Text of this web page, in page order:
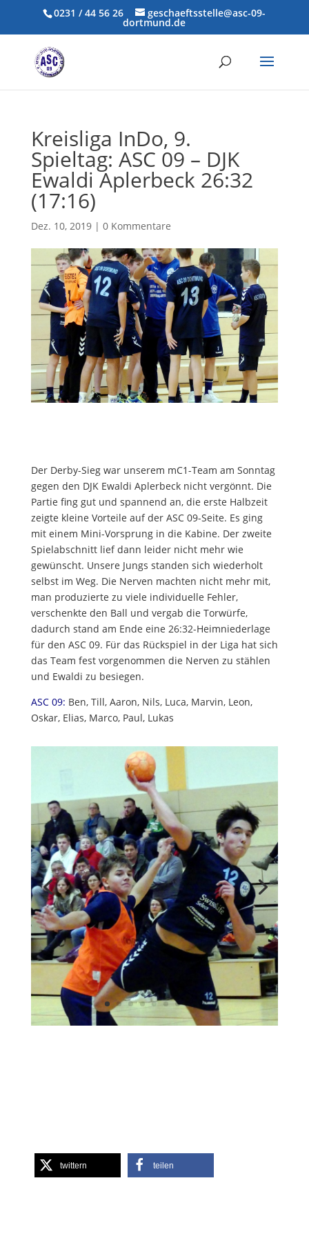
0231 / 44 56 26 geschaeftsstelle@asc-09-
dortmund.de
Kreisliga InDo, 9.
Spieltag: ASC 09 – DJK
Ewaldi Aplerbeck 26:32
(17:16)
Dez. 10, 2019| 0 Kommentare
Der Derby-Sieg war unserem mC1-Team am Sonntag
gegen den DJK Ewaldi Aplerbeck nicht vergönnt. Die
Partie fing gut und spannend an, die erste Halbzeit
zeigte kleine Vorteile auf der ASC 09-Seite. Es ging
mit einem Mini-Vorsprung in die Kabine. Der zweite
Spielabschnitt lief dann leider nicht mehr wie
gewünscht. Unsere Jungs standen sich wiederholt
selbst im Weg. Die Nerven machten nicht mehr mit,
man produzierte zu viele individuelle Fehler,
verschenkte den Ball und vergab die Torwürfe,
dadurch stand am Ende eine 26:32-Heimniederlage
für den ASC 09. Für das Rückspiel in der Liga hat sich
das Team fest vorgenommen die Nerven zu stählen
und Ewaldi zu besiegen.
ASC 09: Ben, Till, Aaron, Nils, Luca, Marvin, Leon,
Oskar, Elias, Marco, Paul, Lukas
twittern teilen